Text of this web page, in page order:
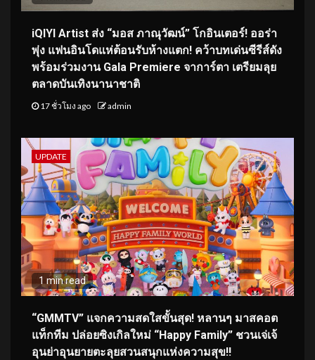
iQIYI Artist ส่ง “มอส ภาณุวัฒน์” โกอินเตอร์! ออร่า
พุ่ง แฟนอินโดแห่ต้อนรับห้างแตก! คว้าบทเด่นซีรีส์ดัง
พร้อมร่วมงาน Gala Premiere จาการ์ตา เตรียมลุย
ตลาดบันเทิงนานาชาติ
17 ชั่วโมง ago admin
UPDATE
1 min read
“GMMTV” แจกความสดใสขั้นสุด! หลานๆ มาสคอต
แท็กทีม ปล่อยซิงเกิลใหม่ “Happy Family” ชวนเจ่เจ้
อุนย่าอุนยายตะลุยสวนสนุกแห่งความสุข!!